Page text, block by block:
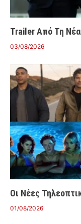
Trailer Από Τη Νέα
03/08/2026
Οι Νέες
01/08/2026